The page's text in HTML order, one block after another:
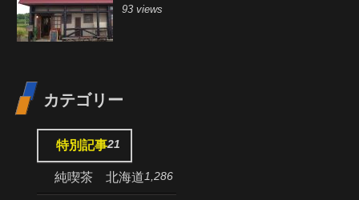
93 views
カテゴリー
特別記事21
純喫茶 北海道1,286